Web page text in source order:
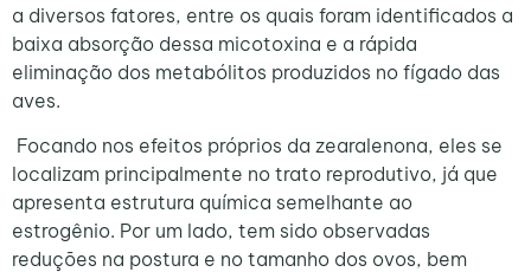
a diversos fatores, entre os quais foram identificados a
baixa absorção dessa micotoxina e a rápida
eliminação dos metabólitos produzidos no fígado das
aves.
Focando nos efeitos próprios da zearalenona, eles se
localizam principalmente no trato reprodutivo, já que
apresenta estrutura química semelhante ao
estrogênio. Por um lado, tem sido observadas
reduções na postura e no tamanho dos ovos, bem